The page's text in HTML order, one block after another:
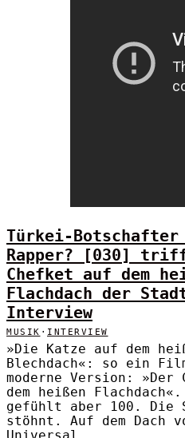
Türkei-Botschafter
Rapper? [030]
Chefket auf dem
Flachdach der
Interview
MUSIK · INTERVIEW
»Die Katze auf dem
Blechdach«: so ein
moderne Version: »Der
dem heißen
gefühlt aber 100. Die
stöhnt. Auf dem Dach